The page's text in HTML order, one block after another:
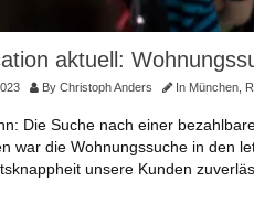
aktuell:
By Christoph Anders In München
Die Suche nach einer
war die Wohnungssuche in den
unsere Kunden